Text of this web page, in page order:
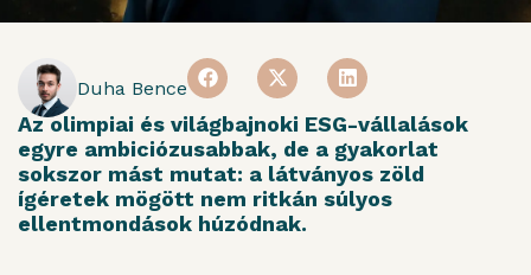
Duha Bence
Az olimpiai és világbajnoki ESG-vállalások
egyre ambiciózusabbak, de a gyakorlat
sokszor mást mutat: a látványos zöld
ígéretek mögött nem ritkán súlyos
ellentmondások húzódnak.